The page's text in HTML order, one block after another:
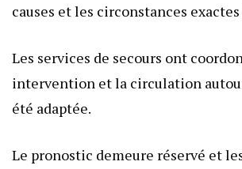
causes et les circonstances
Les services de secours ont
intervention et la circulation
été adaptée.
Le pronostic demeure réservé et